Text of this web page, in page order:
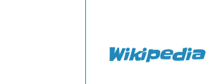
Wikipedia